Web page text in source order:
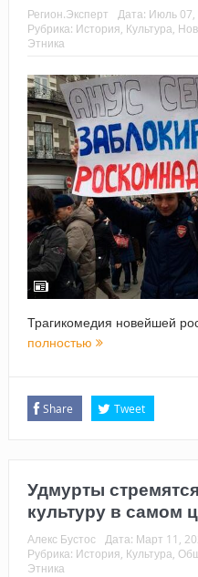
Регион.Эксперт Дата: Июль 07,
Рубрика: История, Культура,
Этника
Трагикомедия новейшей
полностью
Share Tweet
Удмурты
культуру в самом
Алекс Бустос Дата: Март 11,
Рубрика: История, Культура,
Этника